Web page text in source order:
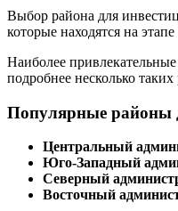
Выбор района для
которые находятся на
Наиболее
подробнее несколько
Популярные районы
Центральный
Юго-Западный
Северный
Восточный